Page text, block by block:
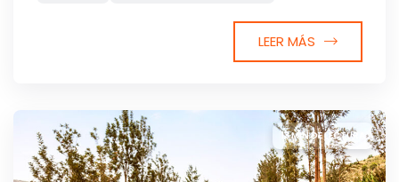
LEER MÁS
13 MIN DE LECTURA